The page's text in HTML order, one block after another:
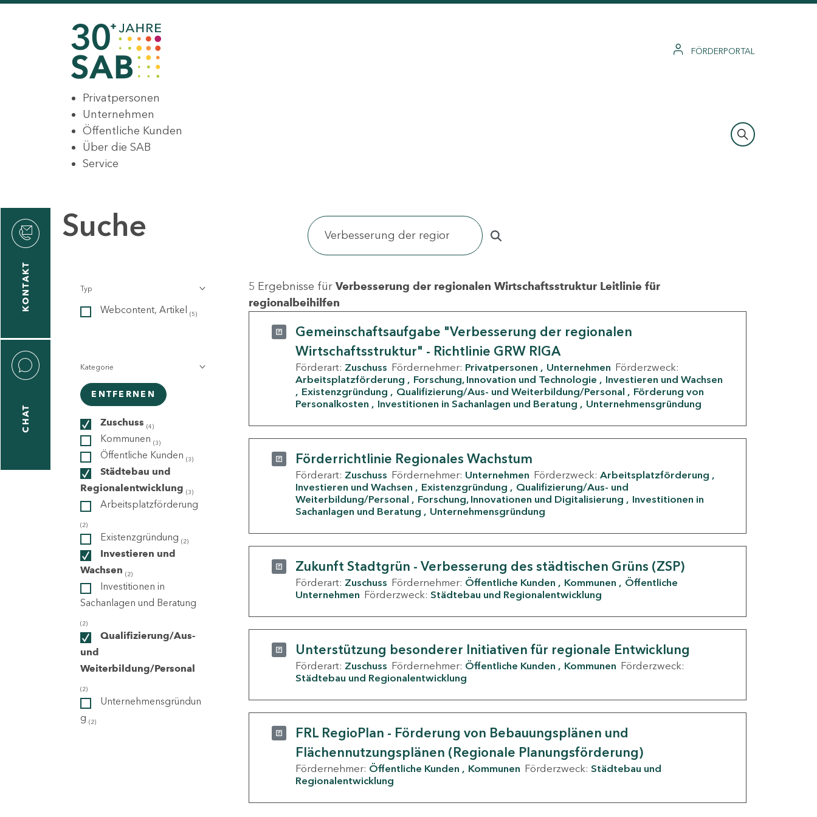
FÖRDERPORTAL
Privatpersonen
Unternehmen
Öffentliche Kunden
Über die SAB
Service
KONTAKT
CHAT
Suche
Typ
Webcontent, Artikel (5)
Kategorie
ENTFERNEN
Zuschuss (4)
Kommunen (3)
Öffentliche Kunden (3)
Städtebau und
Regionalentwicklung (3)
Arbeitsplatzförderung
(2)
Existenzgründung (2)
Investieren und
Wachsen (2)
Investitionen in
Sachanlagen und Beratung
(2)
Qualifizierung/Aus-
und
Weiterbildung/Personal
(2)
Unternehmensgründun
g (2)
5 Ergebnisse für Verbesserung der regionalen Wirtschaftsstruktur Leitlinie für
regionalbeihilfen
Gemeinschaftsaufgabe "Verbesserung der regionalen
Wirtschaftsstruktur" - Richtlinie GRW RIGA
Förderart: Zuschuss Fördernehmer: Privatpersonen Unternehmen Förderzweck:
Arbeitsplatzförderung
Forschung, Innovation und Technologie
Investieren und Wachsen
Existenzgründung
Qualifizierung/Aus- und Weiterbildung/Personal
Förderung von
Personalkosten
Investitionen in Sachanlagen und Beratung Unternehmensgründung
Förderrichtlinie Regionales Wachstum
Förderart: Zuschuss Fördernehmer: Unternehmen Förderzweck: Arbeitsplatzförderung
Investieren und Wachsen
Existenzgründung
Qualifizierung/Aus- und
Weiterbildung/Personal
Forschung, Innovationen und Digitalisierung
Investitionen in
Sachanlagen und Beratung
Unternehmensgründung
Zukunft Stadtgrün - Verbesserung des städtischen Grüns (ZSP)
Förderart: Zuschuss Fördernehmer: Öffentliche Kunden Kommunen
Öffentliche
Unternehmen Förderzweck: Städtebau und Regionalentwicklung
Unterstützung besonderer Initiativen für regionale Entwicklung
Förderart: Zuschuss Fördernehmer: Öffentliche Kunden Kommunen Förderzweck:
Städtebau und Regionalentwicklung
FRL RegioPlan - Förderung von Bebauungsplänen und
Flächennutzungsplänen (Regionale Planungsförderung)
Fördernehmer: Öffentliche Kunden Kommunen Förderzweck: Städtebau und
Regionalentwicklung